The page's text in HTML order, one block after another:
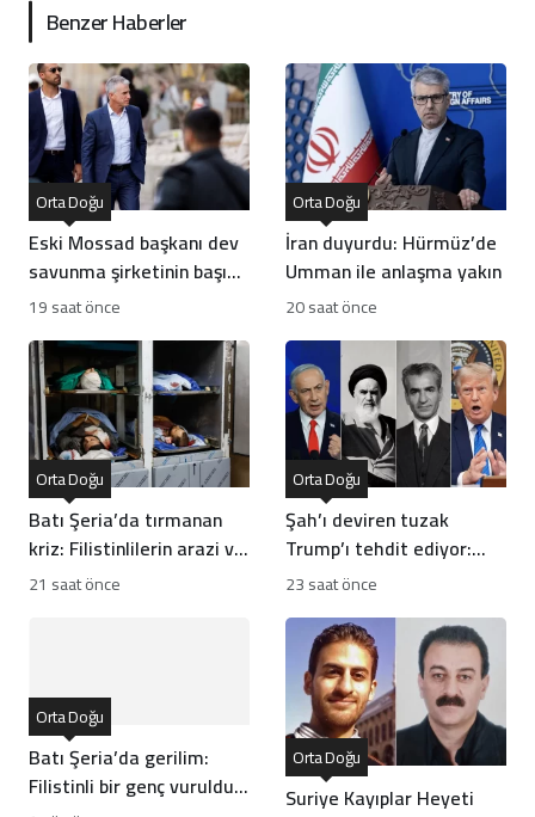
Benzer Haberler
Eski Mossad başkanı dev
savunma şirketinin başına
geçti
Orta Doğu
19 saat önce
İran duyurdu: Hürmüz’de
Umman ile anlaşma yakın
Orta Doğu
20 saat önce
Batı Şeria’da tırmanan
kriz: Filistinlilerin arazi ve
mülklerine baskı artıyor
Orta Doğu
21 saat önce
Şah’ı deviren tuzak
Trump’ı tehdit ediyor:
Batı İran rejiminin
anlıyor
Orta Doğu
23 saat önce
Batı Şeria’da gerilim:
Filistinli bir genç vuruldu,
Orta Doğu
Suriye Kayıplar Heyeti
Orta Doğu